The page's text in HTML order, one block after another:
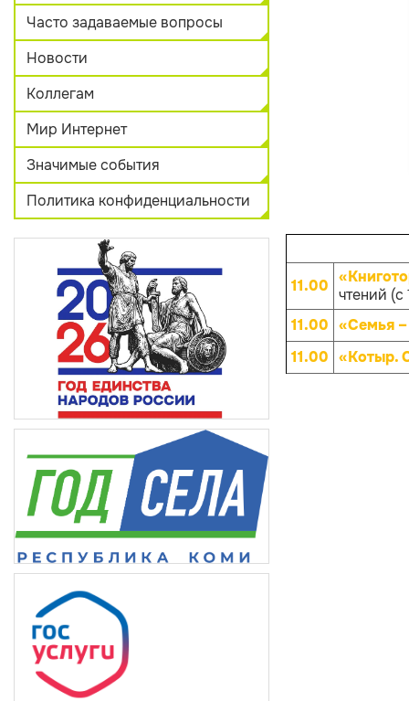
Часто задаваемые вопросы
Новости
Коллегам
Мир Интернет
Значимые события
Политика конфиденциальности
11.00 чтений (с
11.00 «Семья
11.00 «Котыр.